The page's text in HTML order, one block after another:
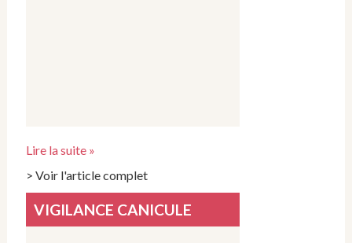
Lire la suite »
> Voir l'article complet
VIGILANCE CANICULE